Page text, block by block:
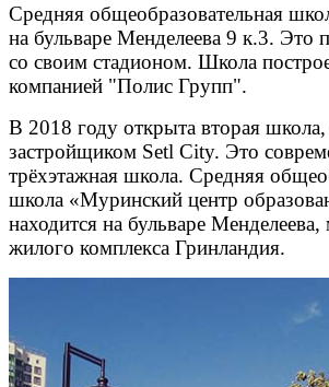
Средняя общеобразовательная
на бульваре Менделеева 9 к.3. Это
со своим стадионом. Школа
компанией "Полис Групп".
В 2018 году открыта вторая школа,
застройщиком Setl City. Это
трёхэтажная школа. Средняя
школа «Муринский центр
находится на бульваре
жилого комплекса Гринландия.